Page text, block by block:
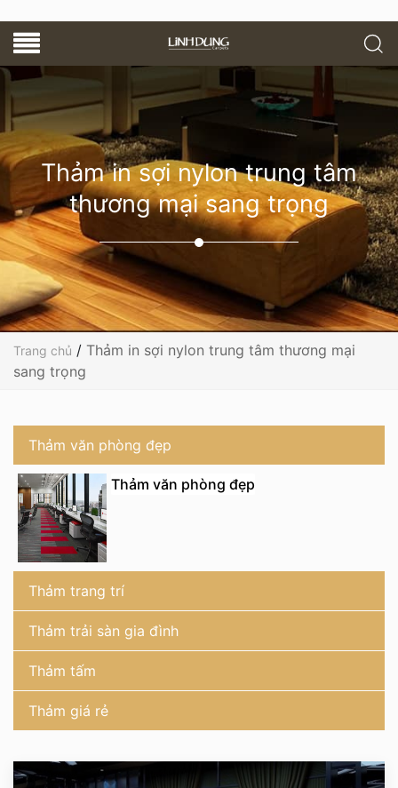
Thảm in sợi nylon trung tâm
thương mại sang trọng
Trang chủ / Thảm in sợi nylon trung tâm thương mại
sang trọng
Thảm văn phòng đẹp
Thảm văn phòng đẹp
Thảm trang trí
Thảm trải sàn gia đình
Thảm tấm
Thảm giá rẻ